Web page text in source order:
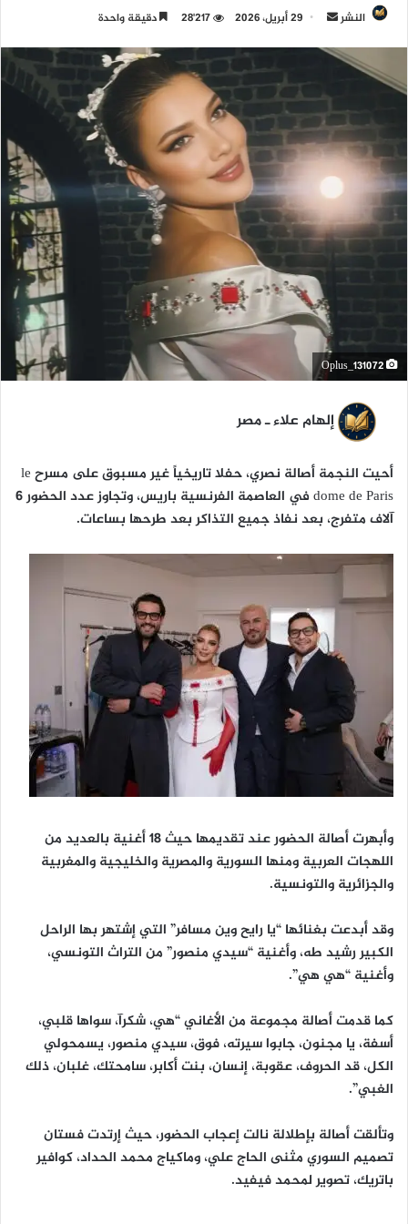
النشر
ر
ي
ا
إ
ل
ك
ر
و
ن
ي
29 أبريل، 2026 28٬217 دقيقة واحدة
إلهام علاء ـ مصر
أحيت النجمة أصالة نصري، حفلا تاريخياً غير مسبوق على مسرح le
dome de Paris في العاصمة الفرنسية باريس، وتجاوز عدد الحضور 6
آلاف متفرج، بعد نفاذ جميع التذاكر بعد طرحها بساعات.
وأبهرت أصالة الحضور عند تقديمها حيث 18 أغنية بالعديد من
اللهجات العربية ومنها السورية والمصرية والخليجية والمغربية
والجزائرية والتونسية.
وقد أبدعت بغنائها “يا رايح وين مسافر” التي إشتهر بها الراحل
الكبير رشيد طه، وأغنية “سيدي منصور” من التراث التونسي،
وأغنية “هي هي”.
كما قدمت أصالة مجموعة من الأغاني “هي، شكرآ، سواها قلبي،
أسفة، يا مجنون، جابوا سيرته، فوق، سيدي منصور، يسمحولي
الكل، قد الحروف، عقوبة، إنسان، بنت أكابر، سامحتك، غلبان، ذلك
الغبي”.
وتألقت أصالة بإطلالة نالت إعجاب الحضور، حيث إرتدت فستان
تصميم السوري مثنى الحاج علي، وماكياج محمد الحداد، كوافير
باتريك، تصوير لمحمد فيفيد.